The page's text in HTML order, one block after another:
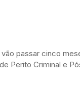
passar cinco
Perito Criminal e